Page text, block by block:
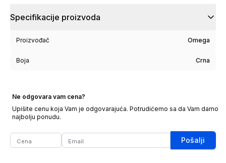
Specifikacije proizvoda
Proizvođač Omega
Boja Crna
Ne odgovara vam cena?
Upišite cenu koja Vam je odgovarajuća. Potrudićemo sa da Vam damo
najbolju ponudu.
Pošalji